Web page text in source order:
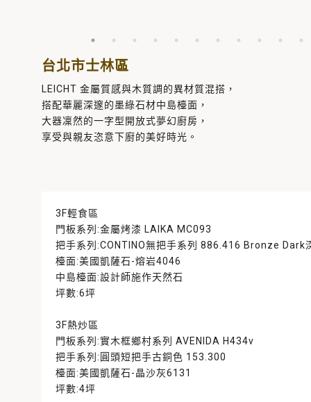
台北市士林區
LEICHT 金屬質感與木質調的異材質混搭，
搭配華麗深邃的墨綠石材中島檯面，
大器凜然的一字型開放式夢幻廚房，
享受與親友恣意下廚的美好時光。
3F輕食區
門板系列:金屬烤漆 LAIKA MC093
把手系列:CONTINO無把手系列 886.416 Bronze Dark
檯面:美國凱薩石-熔岩4046
中島檯面:設計師施作天然石
坪數:6坪
3F熱炒區
門板系列:實木框鄉村系列 AVENIDA H434v
把手系列:圓頭短把手古銅色 153.300
檯面:美國凱薩石-晶沙灰6131
坪數:4坪